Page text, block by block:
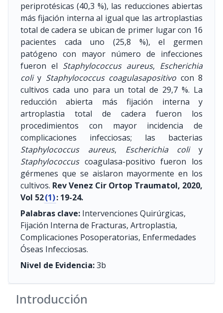
periprotésicas (40,3 %), las reducciones abiertas
más fijación interna al igual que las artroplastias
total de cadera se ubican de primer lugar con 16
pacientes cada uno (25,8 %), el germen
patógeno con mayor número de infecciones
fueron el Staphylococcus aureus, Escherichia
coliy Staphylococcus coagulasapositivo con 8
cultivos cada uno para un total de 29,7 %. La
reducción abierta más fijación interna y
artroplastia total de cadera fueron los
procedimientos con mayor incidencia de
complicaciones infecciosas; las bacterias
Staphylococcus aureus, Escherichia coliy
Staphylococcuscoagulasa-positivo fueron los
gérmenes que se aislaron mayormente en los
cultivos. Rev Venez Cir Ortop Traumatol, 2020,
Vol 52(1): 19-24.
Palabras clave: Intervenciones Quirúrgicas,
Fijación Interna de Fracturas, Artroplastia,
Complicaciones Posoperatorias, Enfermedades
Óseas Infecciosas.
Nivel de Evidencia:3b
Introducción